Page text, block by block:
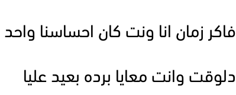
فاكر زمان انا ونت كان احساسنا واحد
دلوقت وانت معايا برده بعيد عليا